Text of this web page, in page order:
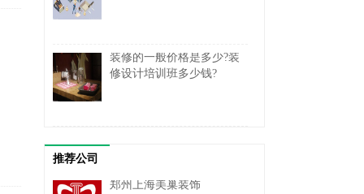
装修的一般价格是多少?装
修设计培训班多少钱?
推荐公司
郑州上海美巢装饰